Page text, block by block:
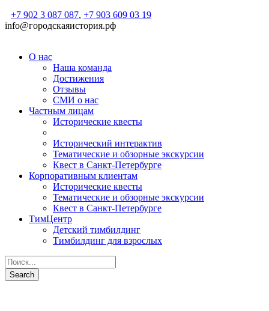
+7 902 3 087 087, +7 903 609 03 19
info@городскаяистория.рф
О нас
Наша команда
Достижения
Отзывы
СМИ о нас
Частным лицам
Исторические квесты
Исторический интерактив
Тематические и обзорные экскурсии
Квест в Санкт-Петербурге
Корпоративным клиентам
Исторические квесты
Тематические и обзорные экскурсии
Квест в Санкт-Петербурге
ТимЦентр
Детский тимбилдинг
Тимбилдинг для взрослых